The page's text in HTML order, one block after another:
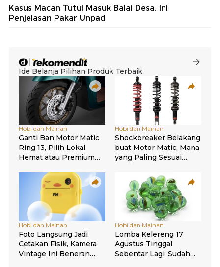
Kasus Macan Tutul Masuk Balai Desa, Ini
Penjelasan Pakar Unpad